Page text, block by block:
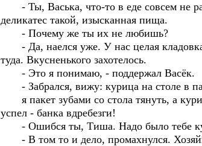
- Ты, Васька, что-то в еде совсем не
деликатес такой, изысканная пища.
- Почему же ты их не любишь?
- Да, наелся уже. У нас целая кладовка
туда. Вкусненького захотелось.
- Это я понимаю, - поддержал Васёк.
- Забрался, вижу: курица на столе в
я пакет зубами со стола тянуть, а
успел - банка вдребезги!
- Ошибся ты, Тиша. Надо было тебе
- В том то и дело, промахнулся.